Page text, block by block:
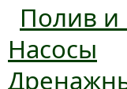
Полив и
Насосы